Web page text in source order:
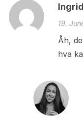
19.
Åh,
hva